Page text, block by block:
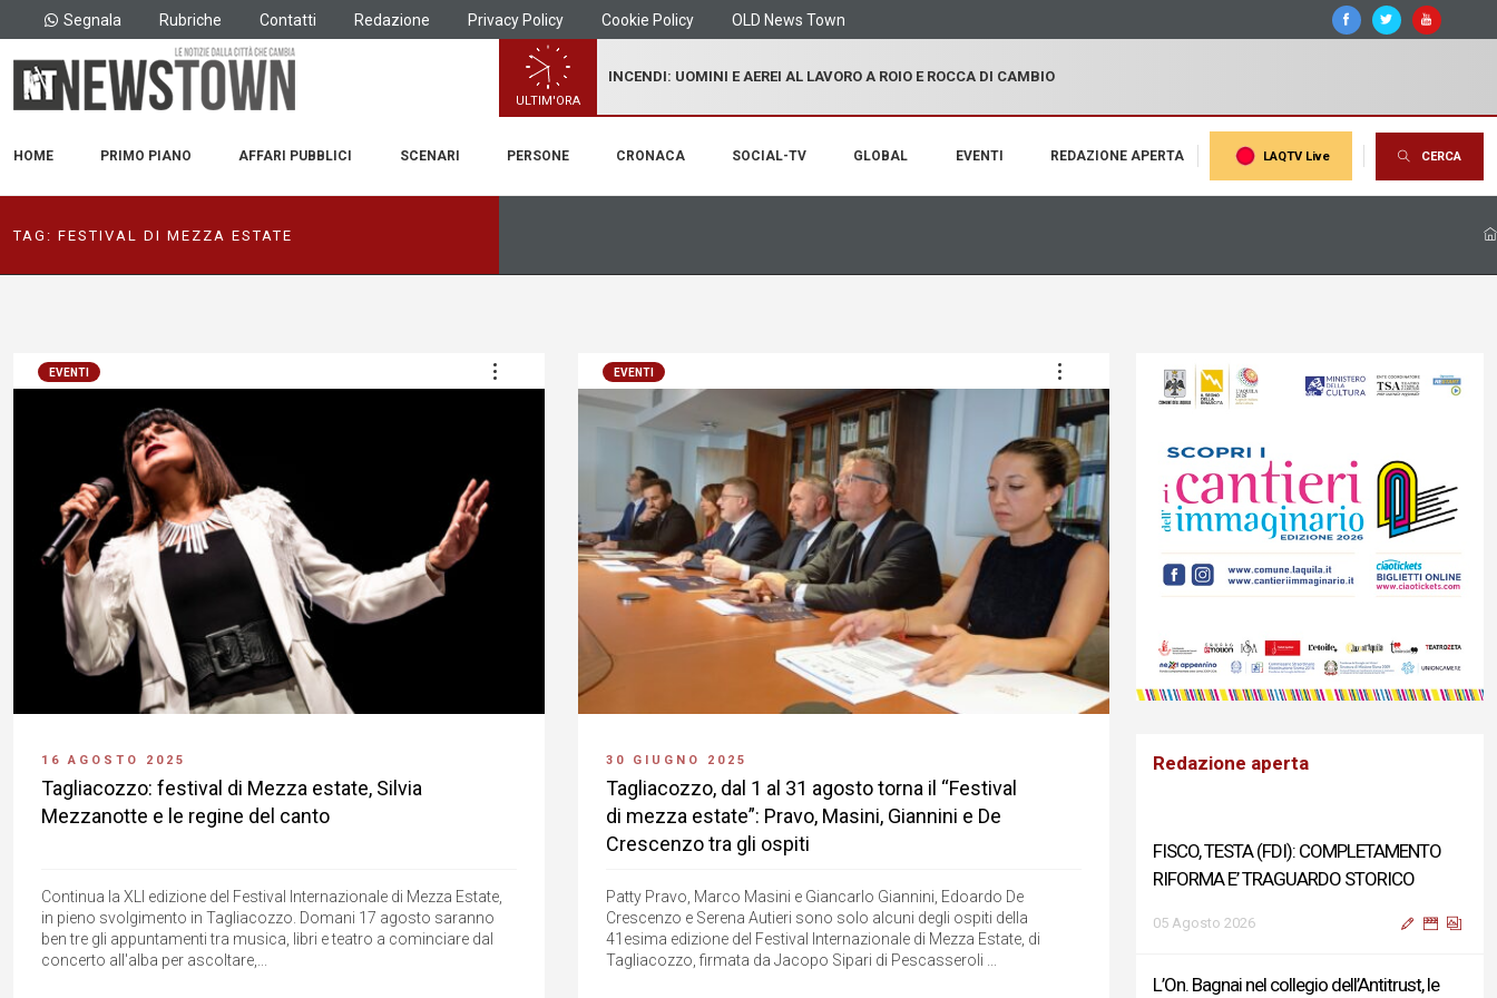
Segnala Rubriche Contatti Redazione Privacy Policy Cookie Policy OLD News Town
ULTIM'ORA
INCENDI: UOMINI E AEREI AL LAVORO A ROIO E ROCCA DI CAMBIO
HOME PRIMO PIANO AFFARI PUBBLICI SCENARI PERSONE CRONACA SOCIAL-TV GLOBAL EVENTI REDAZIONE APERTA LAQTV Live CERCA
TAG: FESTIVAL DI MEZZA ESTATE
EVENTI
16 AGOSTO 2025
Tagliacozzo: festival di Mezza estate, Silvia
Mezzanotte e le regine del canto
Continua la XLI edizione del Festival Internazionale di Mezza Estate,
in pieno svolgimento in Tagliacozzo. Domani 17 agosto saranno
ben tre gli appuntamenti tra musica, libri e teatro a cominciare dal
concerto all'alba per ascoltare,...
EVENTI
30 GIUGNO 2025
Tagliacozzo, dal 1 al 31 agosto torna il “Festival
di mezza estate”: Pravo, Masini, Giannini e De
Crescenzo tra gli ospiti
Patty Pravo, Marco Masini e Giancarlo Giannini, Edoardo De
Crescenzo e Serena Autieri sono solo alcuni degli ospiti della
41esima edizione del Festival Internazionale di Mezza Estate, di
Tagliacozzo, firmata da Jacopo Sipari di Pescasseroli ...
Redazione aperta
FISCO, TESTA (FDI): COMPLETAMENTO
RIFORMA E’ TRAGUARDO STORICO
05 Agosto 2026
L’On. Bagnai nel collegio dell’Antitrust, le